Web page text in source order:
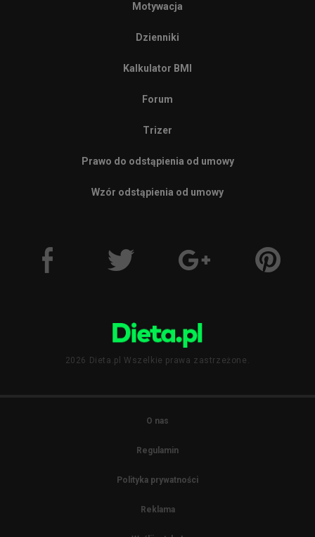
Motywacja
Dzienniki
Kalkulator BMI
Forum
Trizer
Prawo do odstąpienia od umowy
Wzór odstąpienia od umowy
2026 Dieta.pl Wszelkie prawa zastrzeżone.
O nas
Regulamin
Polityka prywatności
Reklama